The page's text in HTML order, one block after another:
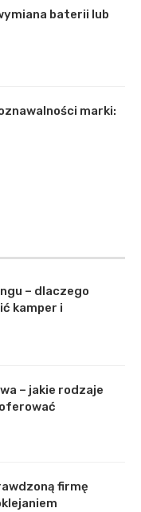
baterii lub
marki:
– dlaczego
kamper i
– jakie rodzaje
firmę